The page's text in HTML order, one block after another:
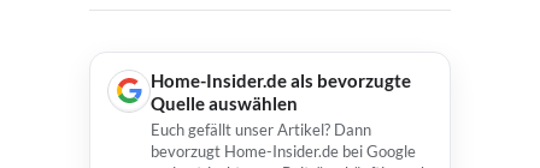
Home-Insider.de als bevorzugte
Quelle auswählen
Euch gefällt unser Artikel? Dann
bevorzugt Home-Insider.de bei Google